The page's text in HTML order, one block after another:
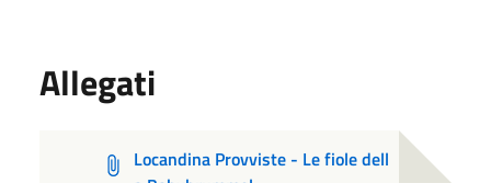
Allegati
Locandina Provviste - Le fiole dell